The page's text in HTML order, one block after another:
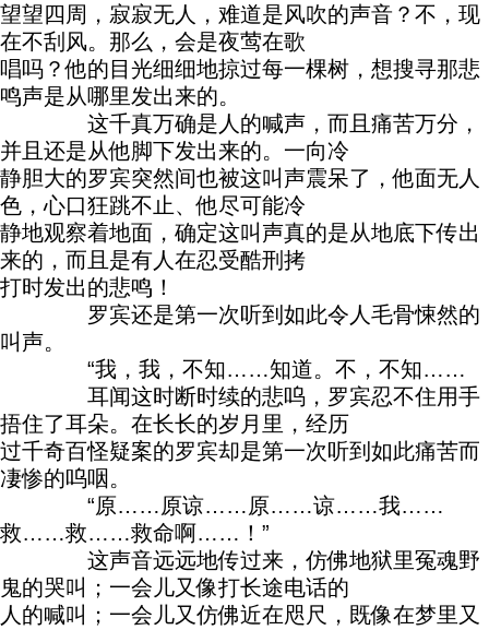
望望四周，寂寂无人，难道是风吹的声音？不，现
在不刮风。那么，会是夜莺在歌
唱吗？他的目光细细地掠过每一棵树，想搜寻那悲
鸣声是从哪里发出来的。
这千真万确是人的喊声，而且痛苦万分，
并且还是从他脚下发出来的。一向冷
静胆大的罗宾突然间也被这叫声震呆了，他面无人
色，心口狂跳不止、他尽可能冷
静地观察着地面，确定这叫声真的是从地底下传出
来的，而且是有人在忍受酷刑拷
打时发出的悲鸣！
罗宾还是第一次听到如此令人毛骨悚然的
叫声。
“我，我，不知……知道。不，不知……
耳闻这时断时续的悲呜，罗宾忍不住用手
捂住了耳朵。在长长的岁月里，经历
过千奇百怪疑案的罗宾却是第一次听到如此痛苦而
凄惨的呜咽。
“原……原谅……原……谅……我……
救……救……救命啊……！”
这声音远远地传过来，仿佛地狱里冤魂野
鬼的哭叫；一会儿又像打长途电话的
人的喊叫；一会儿又仿佛近在咫尺，既像在梦里又